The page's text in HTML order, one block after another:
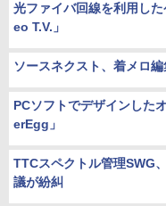
光ファイバ回線を利用し
eo T.V.」
ソースネクスト、着メロ
PCソフトでデザインした
erEgg」
TTCスペクトル管理SWG
議が紛糾